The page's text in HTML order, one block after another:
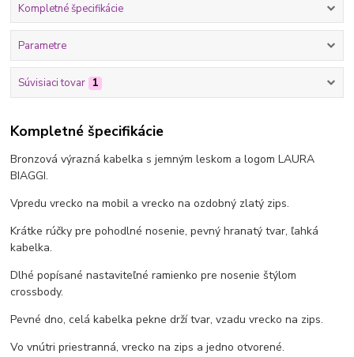
Kompletné špecifikácie
Parametre
Súvisiaci tovar 1
Kompletné špecifikácie
Bronzová výrazná kabelka s jemným leskom a logom LAURA
BIAGGI.
Vpredu vrecko na mobil a vrecko na ozdobný zlatý zips.
Krátke rúčky pre pohodlné nosenie, pevný hranatý tvar, ľahká
kabelka.
Dlhé popísané nastaviteľné ramienko pre nosenie štýlom
crossbody.
Pevné dno, celá kabelka pekne drží tvar, vzadu vrecko na zips.
Vo vnútri priestranná, vrecko na zips a jedno otvorené.